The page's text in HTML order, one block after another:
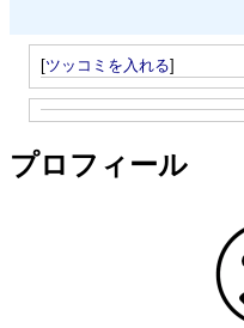
[ツッコミを入れる]
プロフィール